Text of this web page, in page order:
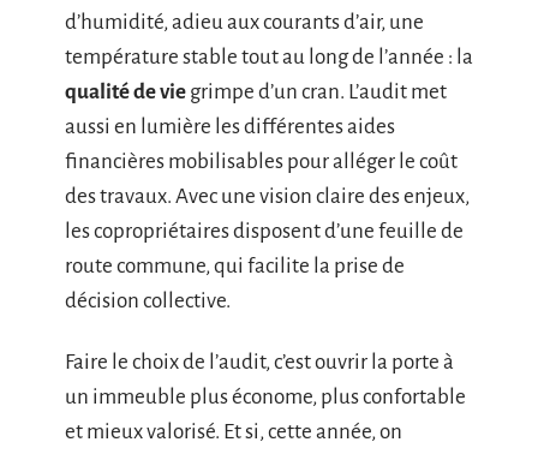
d’humidité, adieu aux courants d’air, une
température stable tout au long de l’année : la
qualité de vie grimpe d’un cran. L’audit met
aussi en lumière les différentes aides
financières mobilisables pour alléger le coût
des travaux. Avec une vision claire des enjeux,
les copropriétaires disposent d’une feuille de
route commune, qui facilite la prise de
décision collective.
Faire le choix de l’audit, c’est ouvrir la porte à
un immeuble plus économe, plus confortable
et mieux valorisé. Et si, cette année, on